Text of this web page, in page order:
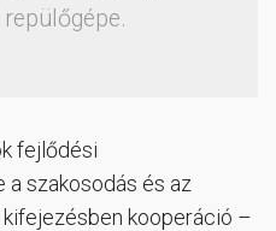
fejlődési
a szakosodás és az
kooperáció –